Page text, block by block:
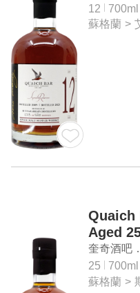
芽蘇格蘭
12
700ml
蘇格蘭 >
Quaich
Aged
Scotch
奎奇酒吧
蘇格蘭威
25
700ml
蘇格蘭 >